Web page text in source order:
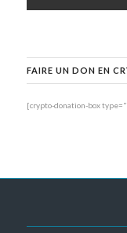
FAIRE UN DON EN
[crypto-donation-box